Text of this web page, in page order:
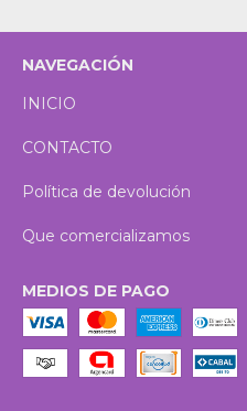
NAVEGACIÓN
INICIO
CONTACTO
Política de devolución
Que comercializamos
MEDIOS DE PAGO